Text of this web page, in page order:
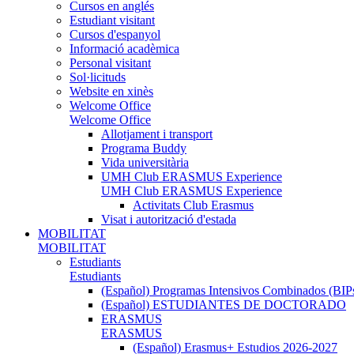
Cursos en anglés
Estudiant visitant
Cursos d'espanyol
Informació acadèmica
Personal visitant
Sol·licituds
Website en xinès
Welcome Office
Welcome Office
Allotjament i transport
Programa Buddy
Vida universitària
UMH Club ERASMUS Experience
UMH Club ERASMUS Experience
Activitats Club Erasmus
Visat i autorització d'estada
MOBILITAT
MOBILITAT
Estudiants
Estudiants
(Español) Programas Intensivos Combinados
(Español) ESTUDIANTES DE DOCTORADO
ERASMUS
ERASMUS
(Español) Erasmus+ Estudios 2026-2027